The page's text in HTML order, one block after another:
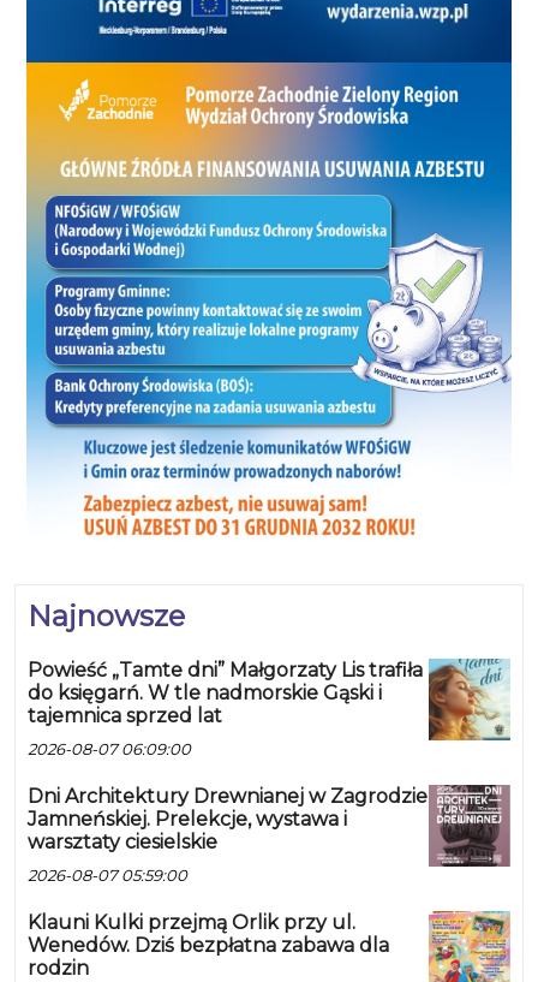
Najnowsze
Powieść „Tamte dni” Małgorzaty Lis trafiła
do księgarń. W tle nadmorskie Gąski i
tajemnica sprzed lat
2026-08-07 06:09:00
Dni Architektury Drewnianej w Zagrodzie
Jamneńskiej. Prelekcje, wystawa i
warsztaty ciesielskie
2026-08-07 05:59:00
Klauni Kulki przejmą Orlik przy ul.
Wenedów. Dziś bezpłatna zabawa dla
rodzin